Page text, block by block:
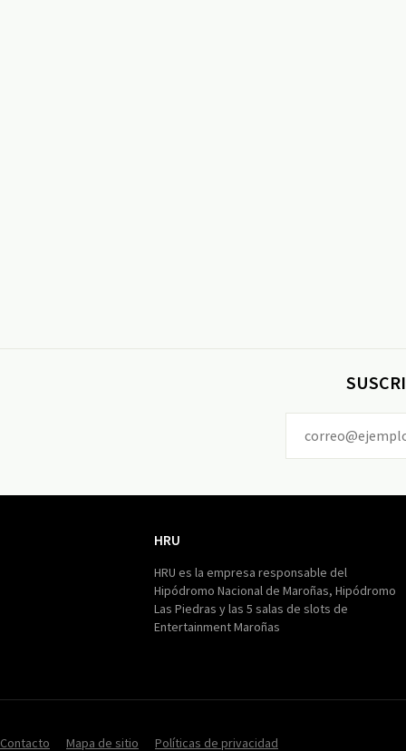
HRU
HRU es la empresa responsable del
Hipódromo Nacional de Maroñas, Hipódromo
Las Piedras y las 5 salas de slots de
Entertainment Maroñas
Contacto Mapa de sitio Políticas de privacidad